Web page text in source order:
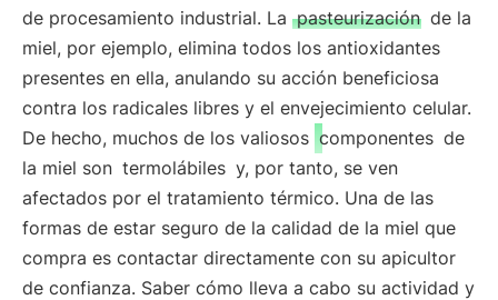
de procesamiento industrial. La pasteurización de la
miel, por ejemplo, elimina todos los antioxidantes
presentes en ella, anulando su acción beneficiosa
contra los radicales libres y el envejecimiento celular.
De hecho, muchos de los valiosos componentes de
la miel son termolábiles y, por tanto, se ven
afectados por el tratamiento térmico. Una de las
formas de estar seguro de la calidad de la miel que
compra es contactar directamente con su apicultor
de confianza. Saber cómo lleva a cabo su actividad y